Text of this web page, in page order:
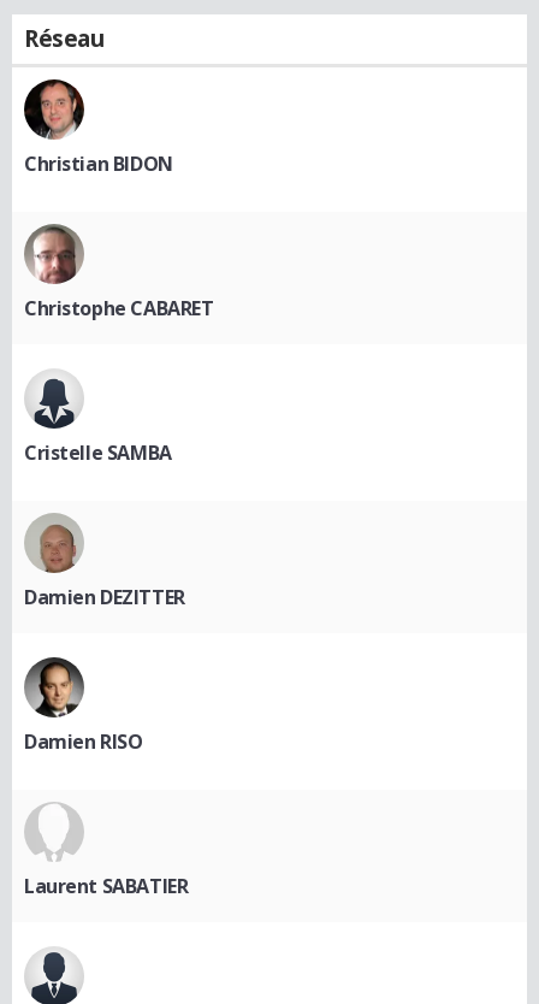
Réseau
Christian BIDON
Christophe CABARET
Cristelle SAMBA
Damien DEZITTER
Damien RISO
Laurent SABATIER